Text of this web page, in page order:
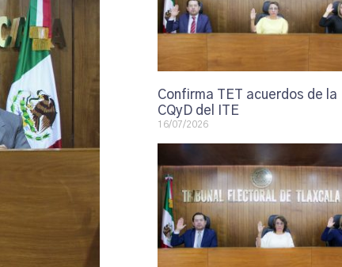
Confirma TET acuerdos de la
CQyD del ITE
16/07/2026